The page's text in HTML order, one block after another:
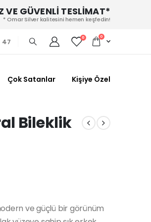
VE GÜVENLİ TESLİMAT*
* Omar Silver kalitesini hemen keşfedin!
47 0 0
Çok Satanlar Kişiye Özel
Bileklik
ve güçlü bir görünüm